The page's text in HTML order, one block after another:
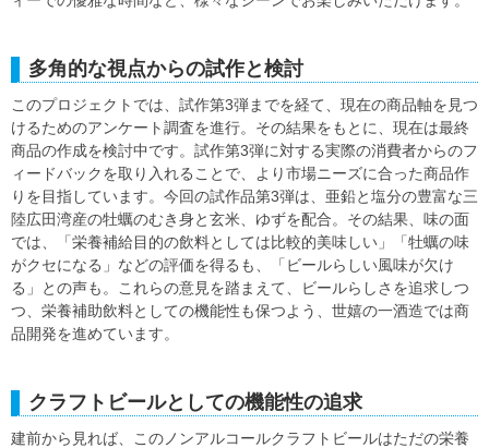
多角的な視点からの試作と検討
このプロジェクトでは、試作第3弾までを経て、現在の商品軸を見つ
けるためのアンケート調査を進行。その結果をもとに、現在は最終
商品の作成を検討中です。試作第3弾に対する実際の消費者からのフ
ィードバックを取り入れることで、より市場ニーズに合った商品作
りを目指しています。今回の試作品第3弾は、亜鉛と塩分の豊富な三
陸広田湾産の牡蠣のむき身と玄米、ゆずを配合。その結果、味の面
では、「栄養補給目的の飲料としては比較的美味しい」「牡蠣の味
がクセになる」などの評価を得るも、「ビールらしい風味が欠け
る」との声も。これらの意見を踏まえて、ビールらしさを追求しつ
つ、栄養補助飲料としての機能性も保つよう、世嬉の一酒造では商
品開発を進めています。
クラフトビールとしての機能性の追求
建前から見れば、このノンアルコールクラフトビールはただの栄養